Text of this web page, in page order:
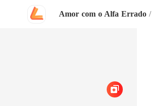
Amor com o Alfa Errado /